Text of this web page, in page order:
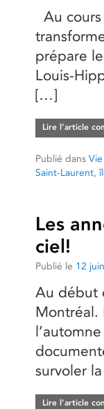
Au
prépare
Louis-
[…]
Lire l’article
Publié dans
Saint-Laurent,
Les
ciel!
Publié le 12
Au début
Montréal.
survoler
Lire l’article